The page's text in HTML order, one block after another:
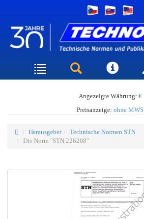
Angezeigte Währung: €
Preisanzeige: ohne MWS
Herausgeber
Technische Normen STN
Die Norm "STN 226208"